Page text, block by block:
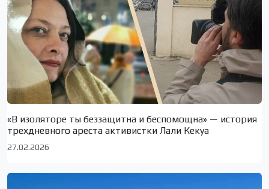
«В изоляторе ты беззащитна и беспомощна» — история
трехдневного ареста активистки Лали Кекуа
27.02.2026